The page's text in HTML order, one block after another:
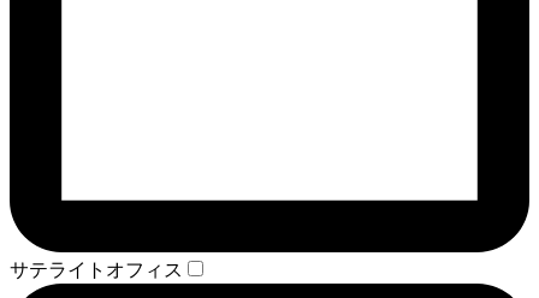
サテライトオフィス